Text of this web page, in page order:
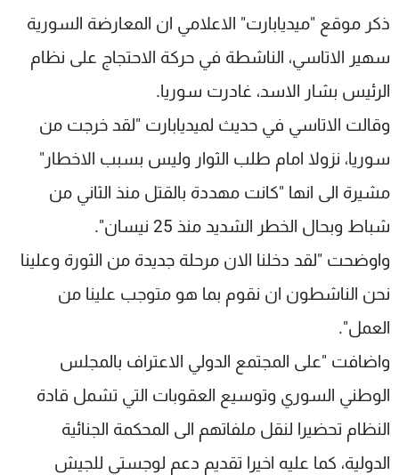
ذكر موقع "ميديابارت" الاعلامي ان المعارضة السورية
سهير الاتاسي، الناشطة في حركة الاحتجاج على نظام
الرئيس بشار الاسد، غادرت سوريا.
وقالت الاتاسي في حديث لميديابارت "لقد خرجت من
سوريا، نزولا امام طلب الثوار وليس بسبب الاخطار"
مشيرة الى انها "كانت مهددة بالقتل منذ الثاني من
شباط وبحال الخطر الشديد منذ 25 نيسان".
واوضحت "لقد دخلنا الان مرحلة جديدة من الثورة وعلينا
نحن الناشطون ان نقوم بما هو متوجب علينا من
العمل".
واضافت "على المجتمع الدولي الاعتراف بالمجلس
الوطني السوري وتوسيع العقوبات التي تشمل قادة
النظام تحضيرا لنقل ملفاتهم الى المحكمة الجنائية
الدولية، كما عليه اخيرا تقديم دعم لوجستي للجيش
الترددات
الإنـتـاج
وظائف
تواصل معنا
سياسة الخصوصية